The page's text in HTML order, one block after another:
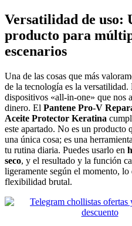
Versatilidad de uso:
producto para
escenarios
Una de las cosas que más
de la tecnología es la versatilidad.
dispositivos «all-in-one» que nos
dinero. El Pantene Pro-V
Aceite Protector Keratina
este apartado. No es un producto
una única cosa; es una
tu rutina diaria. Puedes usarlo en
seco, y el resultado y la función
ligeramente según el momento, lo
flexibilidad brutal.